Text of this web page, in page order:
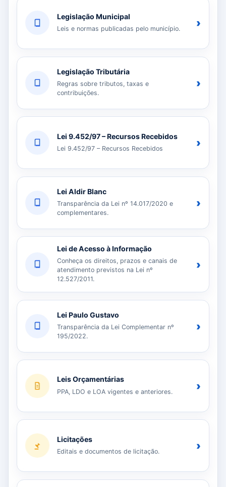
Legislação Municipal
Leis e normas publicadas pelo município. ›
Legislação Tributária
Regras sobre tributos, taxas e
contribuições.
›
Lei 9.452/97 – Recursos Recebidos
Lei 9.452/97 – Recursos Recebidos ›
Lei Aldir Blanc
Transparência da Lei nº 14.017/2020 e
complementares.
›
Lei de Acesso à Informação
Conheça os direitos, prazos e canais de
atendimento previstos na Lei nº
12.527/2011.
›
Lei Paulo Gustavo
Transparência da Lei Complementar nº
195/2022.
›
Leis Orçamentárias
PPA, LDO e LOA vigentes e anteriores. ›
Licitações
Editais e documentos de licitação. ›